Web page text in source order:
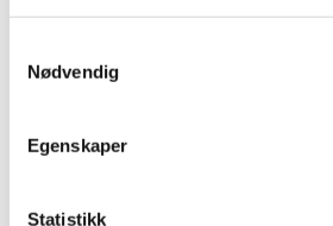
Nødvendig
Egenskaper
Statistikk
støtten fra Sparebanken Norge
gratis, alkoholfri og et
– Denne typen arrangement
kommunen til folkefest der alle